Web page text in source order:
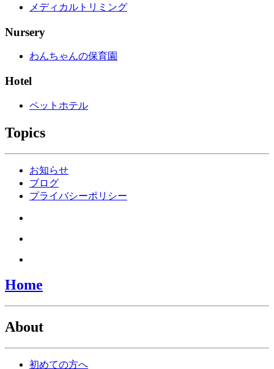
メディカルトリミング
Nursery
わんちゃんの保育園
Hotel
ペットホテル
Topics
お知らせ
ブログ
プライバシーポリシー
Home
About
初めての方へ